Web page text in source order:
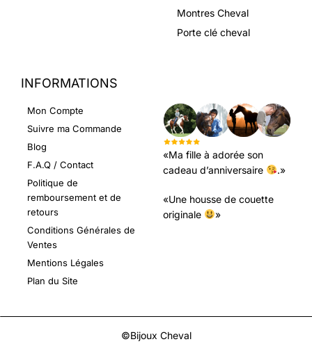
Montres Cheval
Porte clé cheval
INFORMATIONS
Mon Compte
Suivre ma Commande
Blog
F.A.Q / Contact
Politique de
remboursement et de
retours
Conditions Générales de
Ventes
Mentions Légales
Plan du Site
«Ma fille à adorée son
cadeau d’anniversaire
.»
«Une housse de couette
originale
»
©Bijoux Cheval